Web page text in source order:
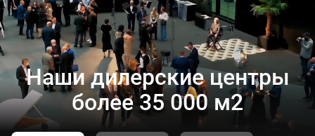
Наши дилерские центры
более 35 000 м2